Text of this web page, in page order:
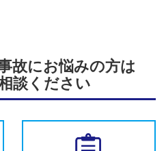
故にお悩みの方は
談ください